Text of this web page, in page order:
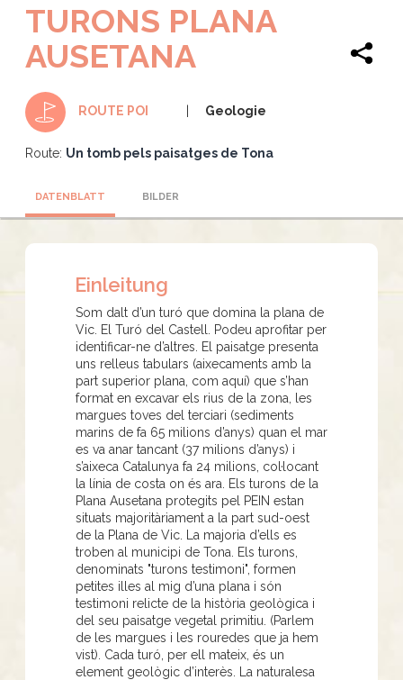
TURONS PLANA
AUSETANA
ROUTE POI Geologie
Route: Un tomb pels paisatges de Tona
DATENBLATT BILDER
Einleitung
Som dalt d’un turó que domina la plana de
Vic. El Turó del Castell. Podeu aprofitar per
identificar-ne d’altres. El paisatge presenta
uns relleus tabulars (aixecaments amb la
part superior plana, com aquí) que s’han
format en excavar els rius de la zona, les
margues toves del terciari (sediments
marins de fa 65 milions d’anys) quan el mar
es va anar tancant (37 milions d’anys) i
s’aixeca Catalunya fa 24 milions, col·locant
la línia de costa on és ara. Els turons de la
Plana Ausetana protegits pel PEIN estan
situats majoritàriament a la part sud-oest
de la Plana de Vic. La majoria d’ells es
troben al municipi de Tona. Els turons,
denominats "turons testimoni", formen
petites illes al mig d’una plana i són
testimoni relicte de la història geològica i
del seu paisatge vegetal primitiu. (Parlem
de les margues i les rouredes que ja hem
vist). Cada turó, per ell mateix, és un
element geològic d’interès. La naturalesa